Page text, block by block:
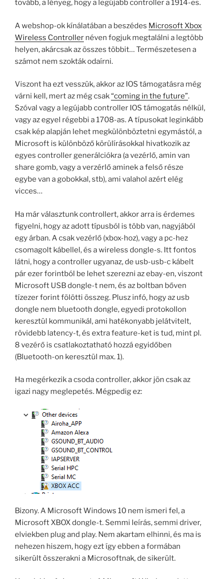
tovább, a lényeg, hogy a legújabb controller a 1914-es.
A webshop-ok kínálatában a beszédes Microsoft Xbox
Wireless Controller néven fogjuk megtalálni a legtöbb
helyen, akárcsak az összes többit… Természetesen a
számot nem szokták odaírni.
Viszont ha ezt vesszük, akkor az IOS támogatásra még
várni kell, mert az még csak“coming in the future”.
Szóval vagy a legújabb controller IOS támogatás nélkül,
vagy az egyel régebbi a 1708-as. A típusokat leginkább
csak kép alapján lehet megkülönböztetni egymástól, a
Microsoft is különböző körülírásokkal hivatkozik az
egyes controller generálciókra (a vezérlő, amin van
share gomb, vagy a verzérlő aminek a felső része
egybe van a gobokkal, stb), ami valahol azért elég
vicces…
Ha már választunk controllert, akkor arra is érdemes
figyelni, hogy az adott típusból is több van, nagyjából
egy árban. A csak vezérlő (xbox-hoz), vagy a pc-hez
csomagolt kábellel, és a wireless dongle-s. Itt fontos
látni, hogy a controller ugyanaz, de usb-usb-c kábelt
pár ezer forintból be lehet szerezni az ebay-en, viszont
Microsoft USB dongle-t nem, és az boltban bőven
tízezer forint fölötti összeg. Plusz infó, hogy az usb
dongle nem bluetooth dongle, egyedi protokollon
keresztül kommunikál, ami hatékonyabb jelátvitelt,
rövidebb latency-t, és extra feature-ket is tud, mint pl.
8 vezérő is csatlakoztatható hozzá egyidőben
(Bluetooth-on keresztül max. 1).
Ha megérkezik a csoda controller, akkor jön csak az
igazi nagy meglepetés. Mégpedig ez:
Bizony. A Microsoft Windows 10 nem ismeri fel, a
Microsoft XBOX dongle-t. Semmi leírás, semmi driver,
elviekben plug and play. Nem akartam elhinni, és ma is
nehezen hiszem, hogy ezt így ebben a formában
sikerült összerakni a Microsoftnak, de sikerült.